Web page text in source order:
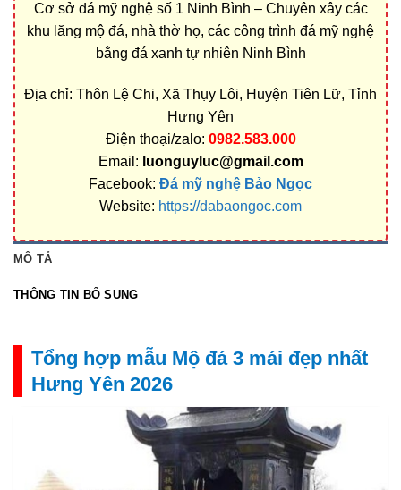
Cơ sở đá mỹ nghệ số 1 Ninh Bình – Chuyên xây các
khu lăng mộ đá, nhà thờ họ, các công trình đá mỹ nghệ
bằng đá xanh tự nhiên Ninh Bình
Địa chỉ: Thôn Lệ Chi, Xã Thụy Lôi, Huyện Tiên Lữ, Tỉnh
Hưng Yên
Điện thoại/zalo: 0982.583.000
Email: luonguyluc@gmail.com
Facebook: Đá mỹ nghệ Bảo Ngọc
Website: https://dabaongoc.com
MÔ TẢ
THÔNG TIN BỔ SUNG
Tổng hợp mẫu Mộ đá 3 mái đẹp nhất
Hưng Yên 2026